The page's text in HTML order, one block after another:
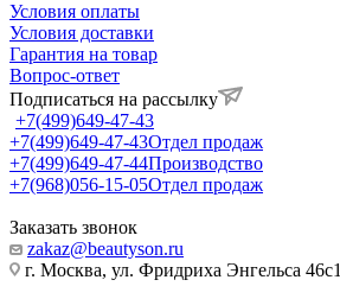
Условия оплаты
Условия доставки
Гарантия на товар
Вопрос-ответ
Подписаться на рассылку
+7(499)649-47-43
+7(499)649-47-43Отдел продаж
+7(499)649-47-44Производство
+7(968)056-15-05Отдел продаж
Заказать звонок
zakaz@beautyson.ru
г. Москва, ул. Фридриха Энгельса 46с1